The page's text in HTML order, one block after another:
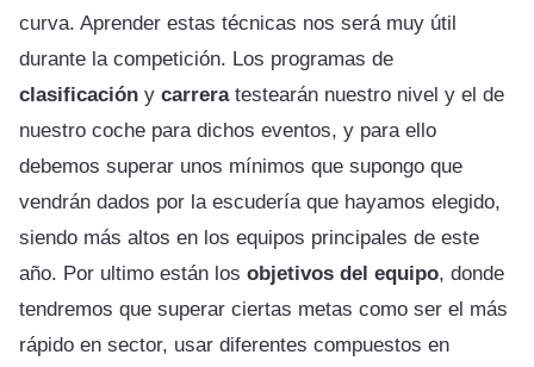
curva. Aprender estas técnicas nos será muy útil
durante la competición. Los programas de
clasificación y carreratestearán nuestro nivel y el de
nuestro coche para dichos eventos, y para ello
debemos superar unos mínimos que supongo que
vendrán dados por la escudería que hayamos elegido,
siendo más altos en los equipos principales de este
año. Por ultimo están los objetivos del equipo, donde
tendremos que superar ciertas metas como ser el más
rápido en sector, usar diferentes compuestos en